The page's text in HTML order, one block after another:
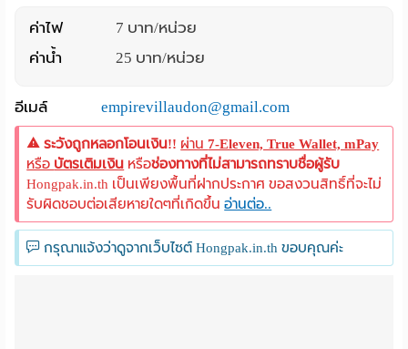
ค่าไฟ
7 บาท/หน่วย
ค่าน้ำ
25 บาท/หน่วย
อีเมล์ empirevillaudon@gmail.com
ระวังถูกหลอกโอนเงิน!! ผ่าน7-Eleven, True Wallet, mPay
หรือ บัตรเติมเงิน หรือช่องทางที่ไม่สามารถทราบชื่อผู้รับ
Hongpak.in.th เป็นเพียงพื้นที่ฝากประกาศ ขอสงวนสิทธิ์ที่จะไม่
รับผิดชอบต่อเสียหายใดๆที่เกิดขึ้นอ่านต่อ..
กรุณาแจ้งว่าดูจากเว็บไซต์ Hongpak.in.th ขอบคุณค่ะ